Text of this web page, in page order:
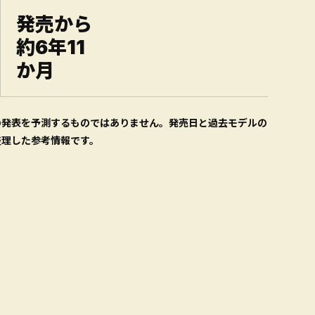
発売から
約6年11
か月
表を予測するものではありません。発売日と過去モデルの
した参考情報です。